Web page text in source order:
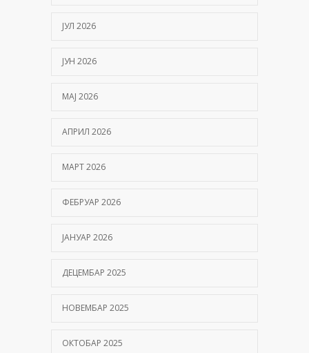
ЈУЛ 2026
ЈУН 2026
МАЈ 2026
АПРИЛ 2026
МАРТ 2026
ФЕБРУАР 2026
ЈАНУАР 2026
ДЕЦЕМБАР 2025
НОВЕМБАР 2025
ОКТОБАР 2025